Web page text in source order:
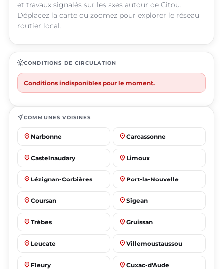
et travaux signalés sur les axes autour de Citou.
Déplacez la carte ou zoomez pour explorer le réseau
routier local.
routineCONDITIONS DE CIRCULATION
Conditions indisponibles pour le moment.
near_meCOMMUNES VOISINES
place Narbonne place Carcassonne
place Castelnaudary place Limoux
place Lézignan-Corbières place Port-la-Nouvelle
place Coursan place Sigean
place Trèbes place Gruissan
place Leucate place Villemoustaussou
place Fleury place Cuxac-d'Aude